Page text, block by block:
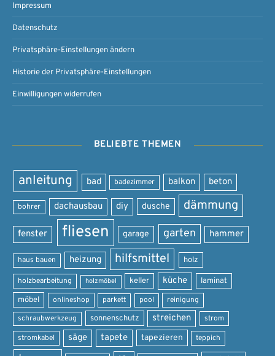
Impressum
Datenschutz
Privatsphäre-Einstellungen ändern
Historie der Privatsphäre-Einstellungen
Einwilligungen widerrufen
BELIEBTE THEMEN
anleitung bad badezimmer balkon beton
bohrer dachausbau diy dusche dämmung
fenster fliesen garage garten hammer
haus bauen heizung hilfsmittel holz
holzbearbeitung holzmöbel keller küche laminat
möbel onlineshop parkett pool reinigung
schraubwerkzeug sonnenschutz streichen strom
stromkabel säge tapete tapezieren teppich